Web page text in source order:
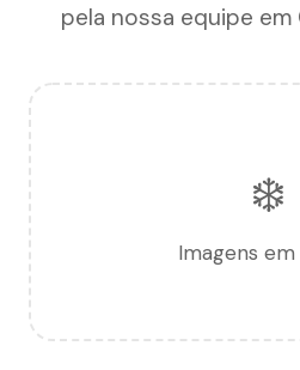
pela nossa equipe em
❄️
Imagens